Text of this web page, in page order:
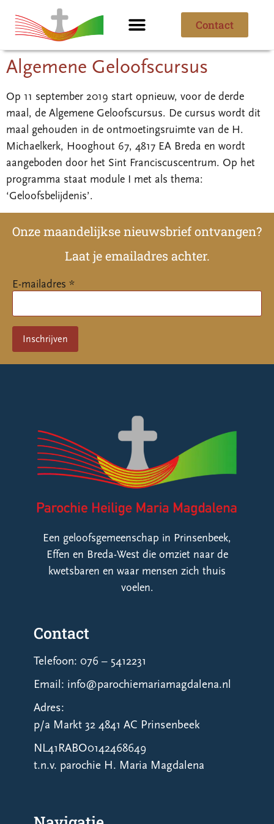
Contact
Algemene Geloofscursus
Op 11 september 2019 start opnieuw, voor de derde
maal, de Algemene Geloofscursus. De cursus wordt dit
maal gehouden in de ontmoetingsruimte van de H.
Michaelkerk, Hooghout 67, 4817 EA Breda en wordt
aangeboden door het Sint Franciscuscentrum. Op het
programma staat module I met als thema:
‘Geloofsbelijdenis’.
Onze maandelijkse nieuwsbrief ontvangen?
Laat je emailadres achter.
E-mailadres *
Een geloofsgemeenschap in Prinsenbeek,
Effen en Breda-West die omziet naar de
kwetsbaren en waar mensen zich thuis
voelen.
Contact
Telefoon: 076 – 5412231
Email: info@parochiemariamagdalena.nl
Adres:
p/a Markt 32 4841 AC Prinsenbeek
NL41RABO0142468649
t.n.v. parochie H. Maria Magdalena